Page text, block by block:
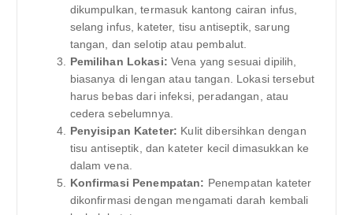
dikumpulkan, termasuk kantong cairan infus,
selang infus, kateter, tisu antiseptik, sarung
tangan, dan selotip atau pembalut.
Pemilihan Lokasi: Vena yang sesuai dipilih,
biasanya di lengan atau tangan. Lokasi tersebut
harus bebas dari infeksi, peradangan, atau
cedera sebelumnya.
Penyisipan Kateter: Kulit dibersihkan dengan
tisu antiseptik, dan kateter kecil dimasukkan ke
dalam vena.
Konfirmasi Penempatan: Penempatan kateter
dikonfirmasi dengan mengamati darah kembali